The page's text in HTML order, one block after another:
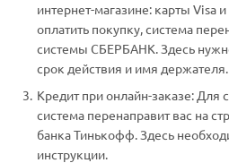
интернет-магазине: карты Visa
оплатить покупку, система
системы СБЕРБАНК. Здесь
срок действия и имя держателя.
Кредит при онлайн-заказе:
система перенаправит вас на
банка Тинькофф. Здесь
инструкции.